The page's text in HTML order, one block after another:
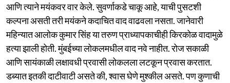
आणि त्याने मयंकवर वार केले. सुवर्णाकडे चाकू आहे, याची पुसटशी
कल्पना असती तरी मयंकने कदाचित वाद वाढवला नसता. जानेवारी
महिन्यात आलोक कुमार सिंह या तरुण प्राध्यापकाचीही किरकोळ वादामुळे
हत्या झाली होती. मुंबईच्या लोकलमधील वाद नवे नाहीत. रोज सकाळी
आणि सायंकाळी लक्षावधी प्रवासी लोकलला लटकून प्रवास करतात.
डब्यात इतकी दाटीवाटी असते की, श्वास घेणे मुश्कील असते. पण कुणाची